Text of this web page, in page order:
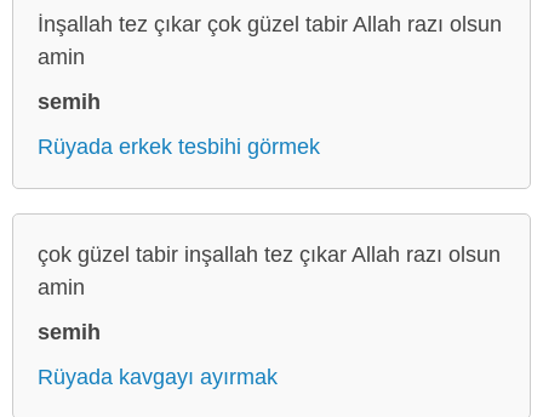
İnşallah tez çıkar çok güzel tabir Allah razı olsun
amin
semih
Rüyada erkek tesbihi görmek
çok güzel tabir inşallah tez çıkar Allah razı olsun
amin
semih
Rüyada kavgayı ayırmak